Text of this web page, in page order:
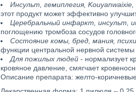
Инсульт, гемиплегия, Kouyanwaixie,
этот продукт может эффективно
Церебральный инфаркт, инсульт,
поглощению тромбоза сосудов
Состояние комы, бред, мания,
функции центральной нервной
Для пожилых людей - нормализует
кровяное давление, смягчает
Описание препарата: желто-